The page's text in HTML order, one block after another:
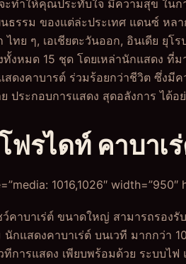
ะทำให้คุณประทับใจ มีความสุข ใน
รรม ของแต่ล่ะประเทศ แดนซ์ หลา
ทย ๆ, เอเชียตะวันออก, อินเดีย ยุโ
ทั้งหมด 15 ชุด โดยเหล่านักแสดง
ดงคาบารต์ ร่วมร้อยกว่าชีวิต ซึ่งมี
ประกอบการแสดง สุดอลังการ ได้อ
ฟรไดท์ คาบาเ
1016,1026″ width=”950″
คาบาเร่ต์ ขนาดใหญ่ สามารถรองรั
กแสดงคาบาเร่ต์ บนเวที มากกว่า
การแสดง เพียบพร้อมด้วย ระบบไฟ